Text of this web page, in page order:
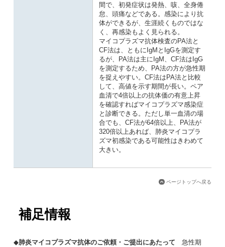
間で、初発症状は発熱、咳、全身倦
怠、頭痛などである。感染により抗
体ができるが、生涯続くものではな
く、再感染もよく見られる。
マイコプラズマ抗体検査のPA法と
CF法は、ともにIgMとIgGを測定す
るが、PA法は主にIgM、CF法はIgG
を測定するため、PA法の方が急性期
を捉えやすい。CF法はPA法と比較
して、高値を示す期間が長い。ペア
血清で4倍以上の抗体価の有意上昇
を確認すればマイコプラズマ感染症
と診断できる。ただし単一血清の場
合でも、CF法が64倍以上、PA法が
320倍以上あれば、肺炎マイコプラ
ズマ初感染である可能性はきわめて
大きい。
ページトップへ戻る
補足情報
◆肺炎マイコプラズマ抗体のご依頼・ご提出にあたって 急性期